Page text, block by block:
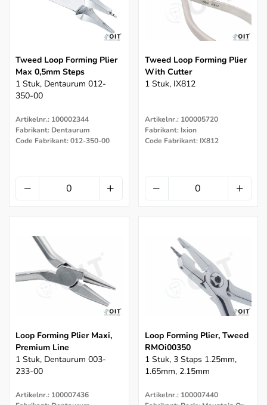
Tweed Loop Forming Plier
Max 0,5mm Steps
1 Stuk, Dentaurum 012-
350-00
Artikelnr.: 100002344
Fabrikant: Dentaurum
Code Fabrikant: 012-350-00
Tweed Loop Forming Plier
With Cutter
1 Stuk, IX812
Artikelnr.: 100005720
Fabrikant: Ixion
Code Fabrikant: IX812
Loop Forming Plier Maxi,
Premium Line
1 Stuk, Dentaurum 003-
233-00
Artikelnr.: 100007436
Loop Forming Plier, Tweed
RMOi00350
1 Stuk, 3 Staps 1.25mm,
1.65mm, 2.15mm
Artikelnr.: 100007440